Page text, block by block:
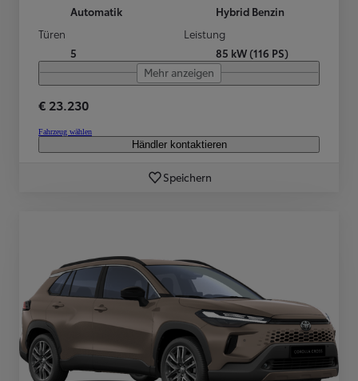
Automatik
Hybrid Benzin
Türen
5
Leistung
85 kW (116 PS)
Mehr anzeigen
€ 23.230
Fahrzeug wählen
Händler kontaktieren
Speichern